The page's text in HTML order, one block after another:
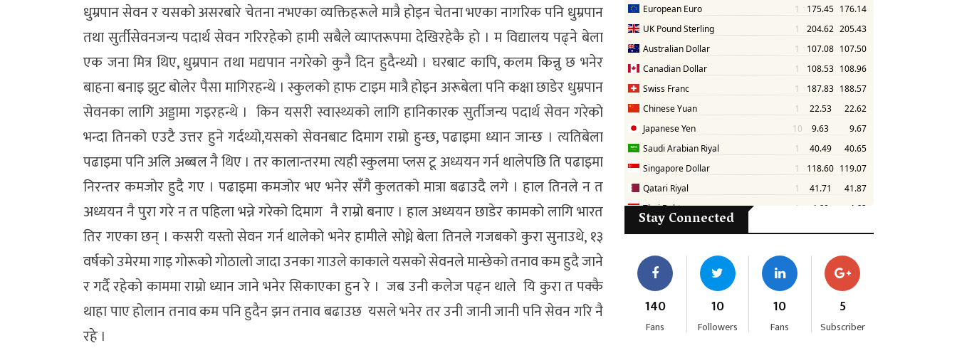
धुम्रपान सेवन र यसको असरबारे चेतना नभएका व्यक्तिहरूले मात्रै होइन चेतना भएका नागरिक पनि धुम्रपान
तथा सुर्तीसेवनजन्य पदार्थ सेवन गरिरहेको हामी सबैले व्याप्तरूपमा देखिरहेकै हो । म विद्यालय पढ्ने बेला
एक जना मित्र थिए, धुम्रपान तथा मद्यपान नगरेको कुनै दिन हुदैन्थ्यो । घरबाट कापि, कलम किन्नु छ भनेर
बाहना बनाइ झुट बोलेर पैसा मागिरहन्थे । स्कुलको हाफ टाइम मात्रै होइन अरूबेला पनि कक्षा छाडेर धुम्रपान
सेवनका लागि अड्डामा गइरहन्थे । किन यसरी स्वास्थ्यको लागि हानिकारक सुर्तीजन्य पदार्थ सेवन गरेको
भन्दा तिनको एउटै उत्तर हुने गर्दथ्यो,यसको सेवनबाट दिमाग राम्रो हुन्छ, पढाइमा ध्यान जान्छ । त्यतिबेला
पढाइमा पनि अलि अब्बल नै थिए । तर कालान्तरमा त्यही स्कुलमा प्लस टू अध्ययन गर्न थालेपछि ति पढाइमा
निरन्तर कमजोर हुदै गए । पढाइमा कमजोर भए भनेर सँगै कुलतको मात्रा बढाउदै लगे । हाल तिनले न त
अध्ययन नै पुरा गरे न त पहिला भन्ने गरेको दिमाग नै राम्रो बनाए । हाल अध्ययन छाडेर कामको लागि भारत
तिर गएका छन् । कसरी यस्तो सेवन गर्न थालेको भनेर हामीले सोध्ने बेला तिनले गजबको कुरा सुनाउथे, १३
वर्षको उमेरमा गाइ गोरूको गोठालो जादा उनका गाउले काकाले यसको सेवनले मान्छेकाे तनाव कम हुदै जाने
र गर्दै रहेकाे काममा राम्राे ध्यान जाने भनेर सिकाएका हुन रे । जब उनी कलेज पढ्न थाले यि कुरा त पक्कै
थाहा पाए होलान तनाव कम पनि हुदैन झन तनाव बढाउछ यसले भनेर तर उनी जानी जानी पनि सेवन गरि नै
रहे ।
Stay Connected
140
Fans
10
Followers
10
Fans
5
Subscriber